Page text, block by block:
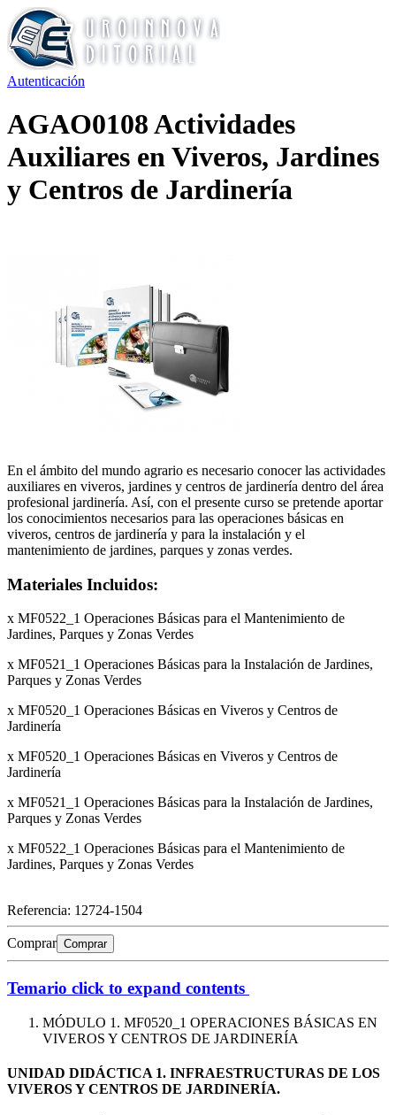
Autenticación
AGAO0108 Actividades
Auxiliares en Viveros, Jardines
y Centros de Jardinería
En el ámbito del mundo agrario es necesario conocer las actividades
auxiliares en viveros, jardines y centros de jardinería dentro del área
profesional jardinería. Así, con el presente curso se pretende aportar
los conocimientos necesarios para las operaciones básicas en
viveros, centros de jardinería y para la instalación y el
mantenimiento de jardines, parques y zonas verdes.
Materiales Incluidos:
x MF0522_1 Operaciones Básicas para el Mantenimiento de
Jardines, Parques y Zonas Verdes
x MF0521_1 Operaciones Básicas para la Instalación de Jardines,
Parques y Zonas Verdes
x MF0520_1 Operaciones Básicas en Viveros y Centros de
Jardinería
x MF0520_1 Operaciones Básicas en Viveros y Centros de
Jardinería
x MF0521_1 Operaciones Básicas para la Instalación de Jardines,
Parques y Zonas Verdes
x MF0522_1 Operaciones Básicas para el Mantenimiento de
Jardines, Parques y Zonas Verdes
Referencia: 12724-1504
Comprar Comprar
Temario click to expand contents
MÓDULO 1. MF0520_1 OPERACIONES BÁSICAS EN
VIVEROS Y CENTROS DE JARDINERÍA
UNIDAD DIDÁCTICA 1. INFRAESTRUCTURAS DE LOS
VIVEROS Y CENTROS DE JARDINERÍA.